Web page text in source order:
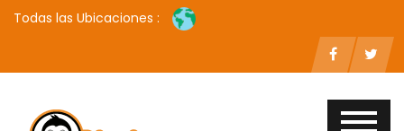
Todas las Ubicaciones :